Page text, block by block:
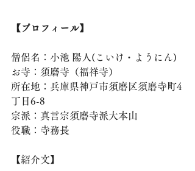
【プロフィール】
僧侶名：小池 陽人(こいけ・ようにん)
お寺：須磨寺（福祥寺）
所在地：兵庫県神戸市須磨区須磨寺町4
丁目6-8
宗派：真言宗須磨寺派大本山
役職：寺務長
【紹介文】